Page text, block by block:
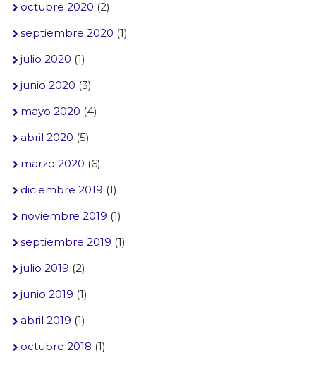
octubre 2020 (2)
septiembre 2020 (1)
julio 2020 (1)
junio 2020 (3)
mayo 2020 (4)
abril 2020 (5)
marzo 2020 (6)
diciembre 2019 (1)
noviembre 2019 (1)
septiembre 2019 (1)
julio 2019 (2)
junio 2019 (1)
abril 2019 (1)
octubre 2018 (1)